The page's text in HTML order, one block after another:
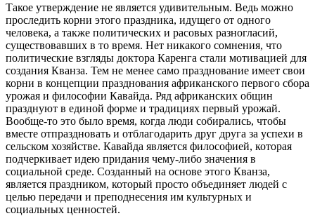
Такое утверждение не является удивительным. Ведь можно
проследить корни этого праздника, идущего от одного
человека, а также политических и расовых разногласий,
существовавших в то время. Нет никакого сомнения, что
политические взгляды доктора Каренга стали мотивацией для
создания Кванза. Тем не менее само празднование имеет свои
корни в концепции празднования африканского первого сбора
урожая и философии Кавайда. Ряд африканских общин
празднуют в единой форме и традициях первый урожай.
Вообще-то это было время, когда люди собирались, чтобы
вместе отпраздновать и отблагодарить друг друга за успехи в
сельском хозяйстве. Кавайда является философией, которая
подчеркивает идею придания чему-либо значения в
социальной среде. Созданный на основе этого Кванза,
является праздником, который просто объединяет людей с
целью передачи и преподнесения им культурных и
социальных ценностей.